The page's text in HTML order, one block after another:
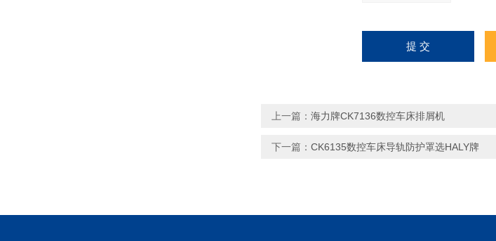
上一篇： 海力牌CK7136数控车床排屑机
下一篇： CK6135数控车床导轨防护罩选HALY牌